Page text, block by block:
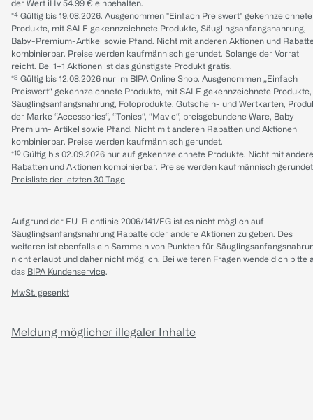
der Wert iHv 54.99 € einbehalten.
*⁴ Gültig bis 19.08.2026. Ausgenommen "Einfach Preiswert" gekennzeichnete
Produkte, mit SALE gekennzeichnete Produkte, Säuglingsanfangsnahrung,
Baby-Premium-Artikel sowie Pfand. Nicht mit anderen Aktionen und
kombinierbar. Preise werden kaufmännisch gerundet. Solange der Vorrat
reicht. Bei 1+1 Aktionen ist das günstigste Produkt gratis.
*⁸ Gültig bis 12.08.2026 nur im BIPA Online Shop. Ausgenommen „Einfach
Preiswert“ gekennzeichnete Produkte, mit SALE gekennzeichnete Produkte,
Säuglingsanfangsnahrung, Fotoprodukte, Gutschein- und Wertkarten,
der Marke “Accessories“, “Tonies“, “Mavie“, preisgebundene Ware, Baby
Premium- Artikel sowie Pfand. Nicht mit anderen Rabatten und Aktionen
kombinierbar. Preise werden kaufmännisch gerundet.
*¹⁰ Gültig bis 02.09.2026 nur auf gekennzeichnete Produkte. Nicht mit
Rabatten und Aktionen kombinierbar. Preise werden kaufmännisch
Preisliste der letzten 30 Tage
Aufgrund der EU-Richtlinie 2006/141/EG ist es nicht möglich auf
Säuglingsanfangsnahrung Rabatte oder andere Aktionen zu geben. Des
weiteren ist ebenfalls ein Sammeln von Punkten für
nicht erlaubt und daher nicht möglich. Bei weiteren Fragen wende dich bitte
das BIPA Kundenservice.
MwSt. gesenkt
Meldung möglicher illegaler Inhalte